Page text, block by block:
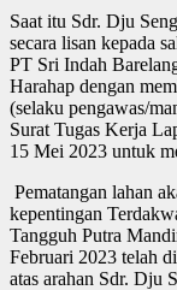
Saat itu Sdr. Dju
secara lisan kepada
PT Sri Indah
Harahap dengan
(selaku pengawas/
Surat Tugas Kerja
15 Mei 2023 untuk
Pematangan lahan
kepentingan
Tangguh Putra
Februari 2023 telah
atas arahan Sdr. Dju